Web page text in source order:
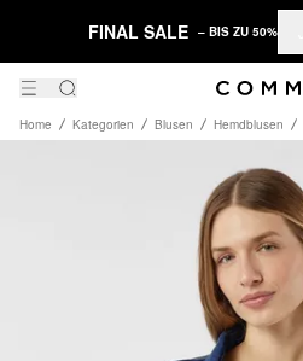
FINAL SALE – BIS ZU 50%
Home Kategorien Blusen Hemdblusen